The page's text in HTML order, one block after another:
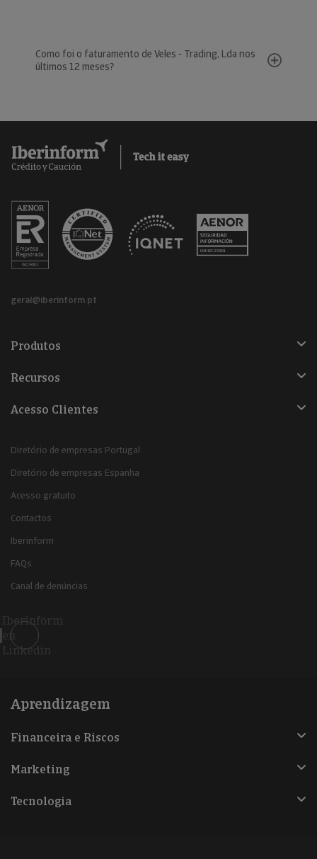
Como foi o faturamento de Veles - Trading, Lda nos
últimos 12 meses?
geral@iberinform.pt
Produtos
Recursos
Acesso Clientes
Diretório de empresas Portugal
Diretório de empresas Espanha
Acesso gratuito
Contactos
Iberinform
FAQs
Canal de denúncias
Iberinform
en
Linkedin
Aprendizagem
Financeira e Riscos
Marketing
Tecnologia